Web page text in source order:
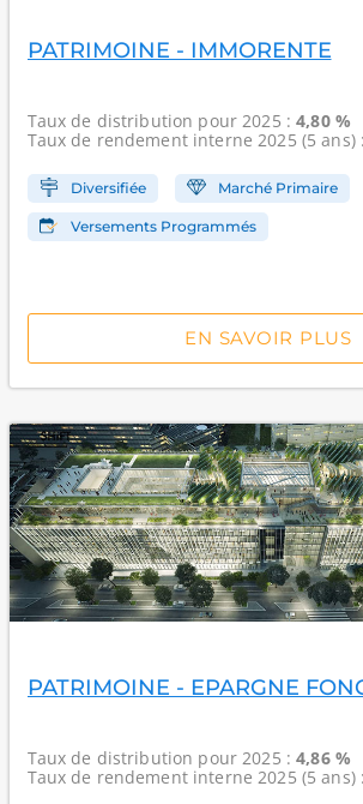
PATRIMOINE - IMMORENTE
Taux de distribution pour 2025 :4,80 %
Taux de rendement interne2025 (5
Diversifiée Marché Primaire
Versements Programmés
EN SAVOIR PLUS
PATRIMOINE - EPARGNE
Taux de distribution pour 2025 :4,86 %
Taux de rendement interne2025 (5